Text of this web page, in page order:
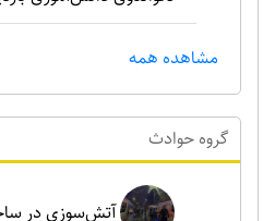
مشاهده همه
گروه حوادث
آتش‌سوزی در